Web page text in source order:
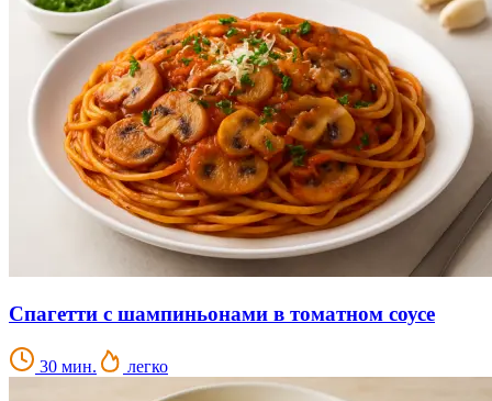
Спагетти с шампиньонами в томатном соусе
30 мин. легко